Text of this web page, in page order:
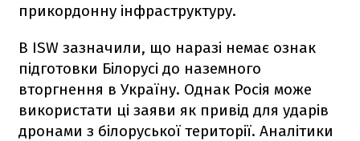
прикордонну інфраструктуру.
В ISW зазначили, що наразі немає ознак
підготовки Білорусі до наземного
вторгнення в Україну. Однак Росія може
використати ці заяви як привід для ударів
дронами з білоруської території. Аналітики